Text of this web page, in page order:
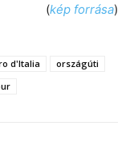
(kép forrása)
d'Italia
országúti